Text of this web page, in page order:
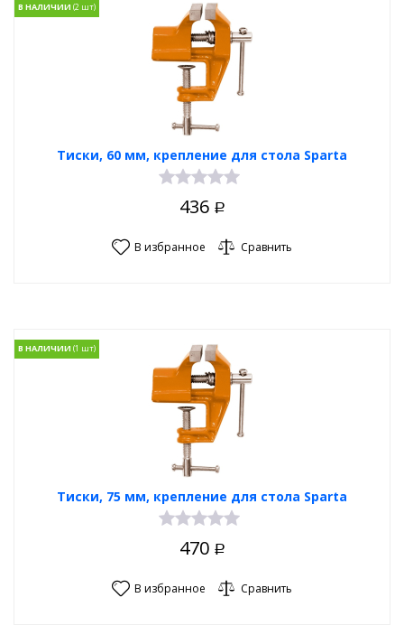
Тиски, 60 мм, крепление для стола Sparta
В НАЛИЧИИ
436 Р
В избранное Сравнить
Тиски, 75 мм, крепление для стола Sparta
В НАЛИЧИИ
470 Р
В избранное Сравнить